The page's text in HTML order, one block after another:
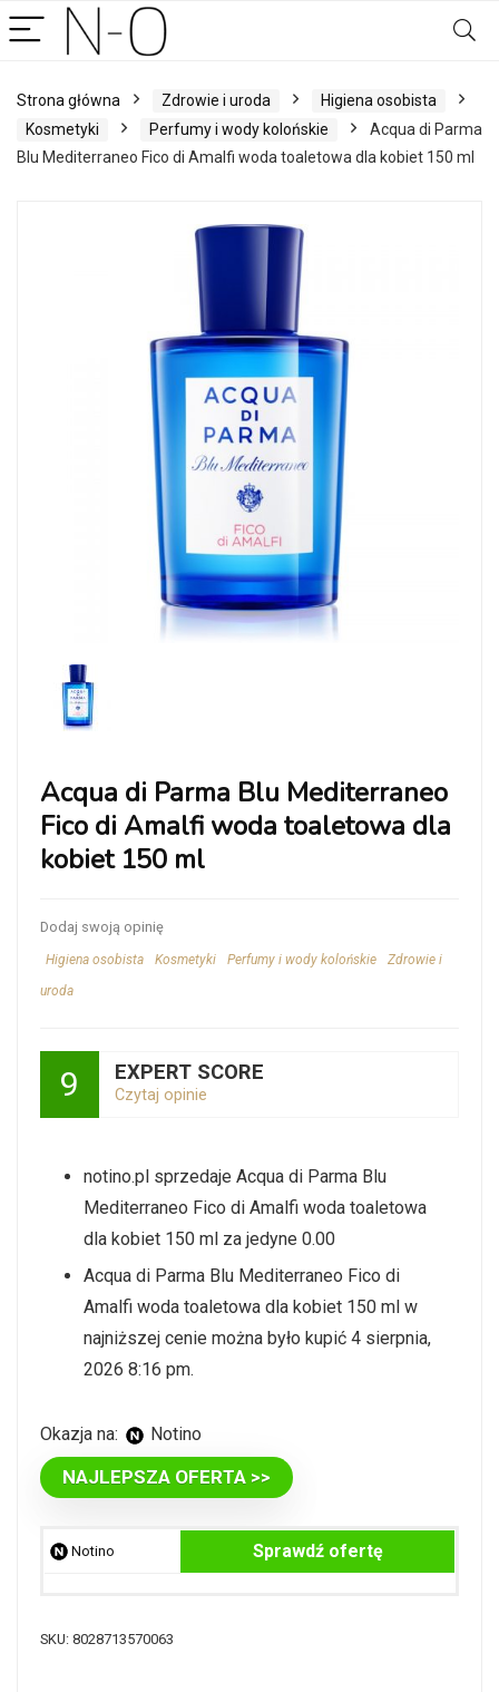
Strona główna Zdrowie i uroda
Higiena osobista
Kosmetyki
Perfumy i wody kolońskie
Acqua di Parma
Blu Mediterraneo Fico di Amalfi woda toaletowa dla kobiet 150 ml
Acqua di Parma Blu Mediterraneo
Fico di Amalfi woda toaletowa dla
kobiet 150 ml
Dodaj swoją opinię
Higiena osobista Kosmetyki Perfumy i wody kolońskie
Zdrowie i
uroda
9 EXPERT SCORE
Czytaj opinie
notino.pl sprzedaje Acqua di Parma Blu
Mediterraneo Fico di Amalfi woda toaletowa
dla kobiet 150 ml za jedyne 0.00
Acqua di Parma Blu Mediterraneo Fico di
Amalfi woda toaletowa dla kobiet 150 ml w
najniższej cenie można było kupić 4 sierpnia,
2026 8:16 pm.
Okazja na: Notino
NAJLEPSZA OFERTA >>
Notino Sprawdź ofertę
SKU: 8028713570063